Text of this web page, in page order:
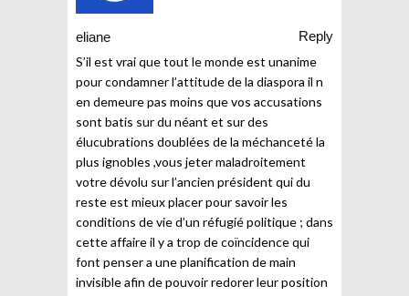
eliane
Reply
S’il est vrai que tout le monde est unanime
pour condamner l’attitude de la diaspora il n
en demeure pas moins que vos accusations
sont batis sur du néant et sur des
élucubrations doublées de la méchanceté la
plus ignobles ,vous jeter maladroitement
votre dévolu sur l’ancien président qui du
reste est mieux placer pour savoir les
conditions de vie d’un réfugié politique ; dans
cette affaire il y a trop de coïncidence qui
font penser a une planification de main
invisible afin de pouvoir redorer leur position